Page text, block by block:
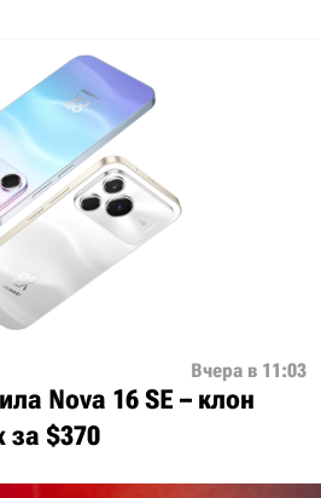
Вчера в 11:03
Nova 16 SE – клон
за $370